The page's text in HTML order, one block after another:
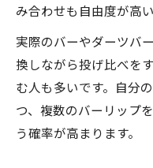
み合わせも自由度が高
実際のバーやダーツバ
換しながら投げ比べを
む人も多いです。自分
つ、複数のバーリップ
う確率が高まります。